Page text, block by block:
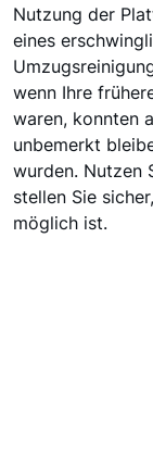
Nutzung der
eines
wenn Ihre
waren, konnten
unbemerkt
wurden. Nutzen
stellen Sie
möglich ist.